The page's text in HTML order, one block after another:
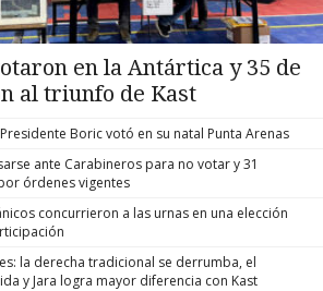
en la Antártica y 35 de
al triunfo de Kast
Boric votó en su natal Punta Arenas
ante Carabineros para no votar y 31
órdenes vigentes
concurrieron a las urnas en una elección
la derecha tradicional se derrumba, el
y Jara logra mayor diferencia con Kast